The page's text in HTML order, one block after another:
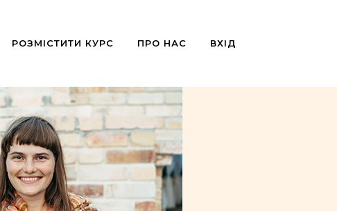
РОЗМІСТИТИ КУРС ПРО НАС ВХІД